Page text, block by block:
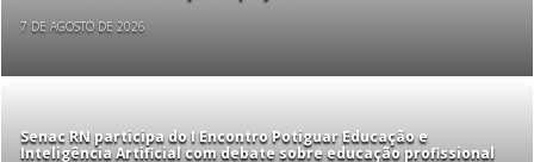
7 DE AGOSTO DE 2026
Senac RN participa do I Encontro Potiguar Educação e
Inteligência Artificial com debate sobre educação profissional